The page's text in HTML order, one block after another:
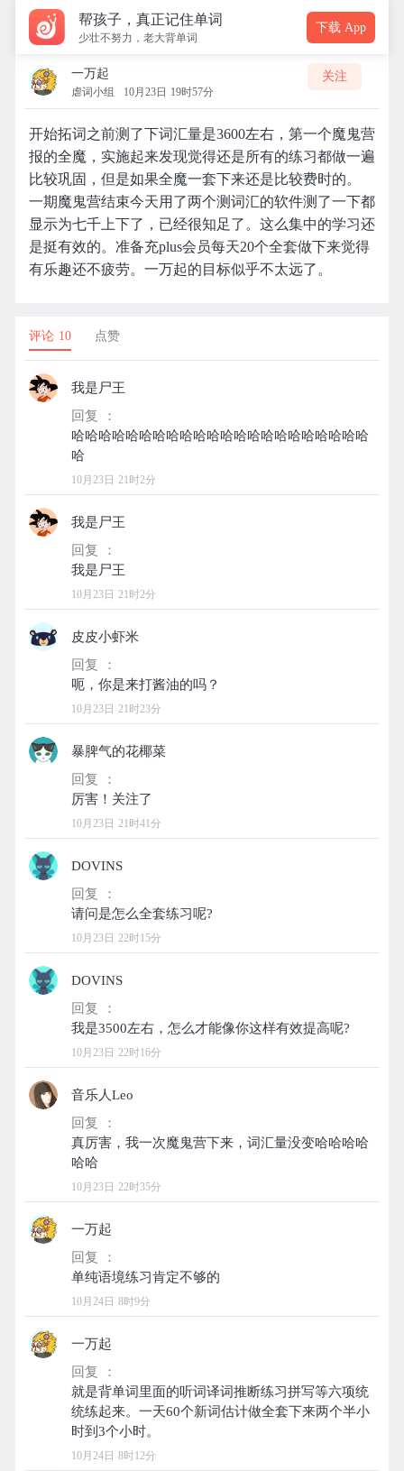
帮孩子，真正记住单词
少壮不努力，老大背单词
下载 App
一万起
虐词小组 10月23日 19时57分
关注
开始拓词之前测了下词汇量是3600左右，第一个魔鬼营
报的全魔，实施起来发现觉得还是所有的练习都做一遍
比较巩固，但是如果全魔一套下来还是比较费时的。
一期魔鬼营结束今天用了两个测词汇的软件测了一下都
显示为七千上下了，已经很知足了。这么集中的学习还
是挺有效的。准备充plus会员每天20个全套做下来觉得
有乐趣还不疲劳。一万起的目标似乎不太远了。
评论 10 点赞
我是尸王
回复 ：
哈哈哈哈哈哈哈哈哈哈哈哈哈哈哈哈哈哈哈哈哈哈
10月23日 21时2分
我是尸王
回复 ：
10月23日 21时2分
皮皮小虾米
回复 ：
10月23日 21时23分
暴脾气的花椰菜
回复 ：
10月23日 21时41分
DOVINS
回复 ：
10月23日 22时15分
DOVINS
回复 ：
10月23日 22时16分
音乐人Leo
回复 ：
真厉害，我一次魔鬼营下来，词汇量没变哈哈哈哈
10月23日 22时35分
一万起
回复 ：
10月24日 8时9分
一万起
回复 ：
就是背单词里面的听词译词推断练习拼写等六项统
统练起来。一天60个新词估计做全套下来两个半小
10月24日 8时12分